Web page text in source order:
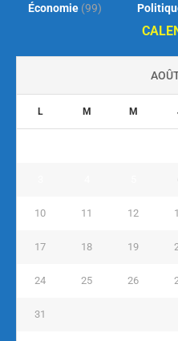
Économie (99)
L M M
10 11 12
17 18 19
24 25 26
31